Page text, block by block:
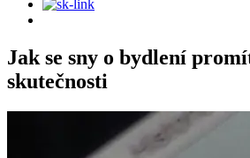
Jak se sny o bydlení
skutečnosti